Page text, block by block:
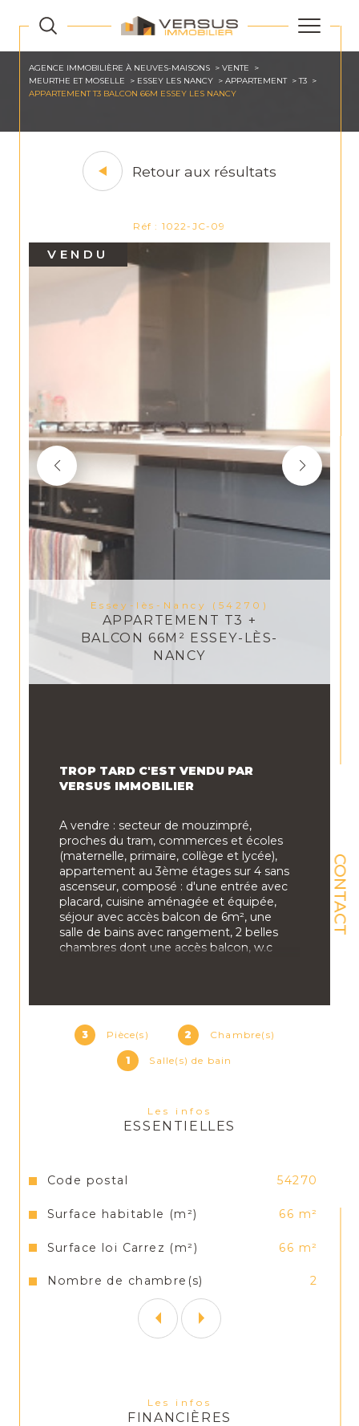
CONTACT
AGENCE IMMOBILIÈRE À NEUVES-MAISONS
VENTE
MEURTHE ET MOSELLE
ESSEY LES NANCY APPARTEMENT
T3
APPARTEMENT T3 BALCON 66M ESSEY LES NANCY
Retour aux résultats
Réf : 1022-JC-09
VENDU
Essey-lès-Nancy (54270)
APPARTEMENT T3 +
BALCON 66M² ESSEY-LÈS-
NANCY
3 Pièce(s) 2 Chambre(s)
1 Salle(s) de bain
Les infos
ESSENTIELLES
Caractéristiques Valeurs
Code postal 54270
Surface habitable (m²) 66 m²
Surface loi Carrez (m²) 66 m²
Nombre de chambre(s) 2
TROP TARD C'EST VENDU PAR
VERSUS IMMOBILIER
A vendre : secteur de mouzimpré,
proches du tram, commerces et écoles
(maternelle, primaire, collège et lycée),
appartement au 3ème étages sur 4 sans
ascenseur, composé : d'une entrée avec
placard, cuisine aménagée et équipée,
séjour avec accès balcon de 6m², une
salle de bains avec rangement, 2 belles
chambres dont une accès balcon, w.c
Charges : 170€/mois chauffage, eau
espace vert, électricité et entretien
communs, fond travaux.
Conseillé transaction  Mr CREVON Jérémy
Mail : jeremy.crevon@versus-
immobilier.com
Les infos
FINANCIÈRES